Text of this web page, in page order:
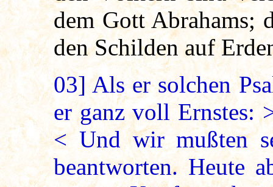
dem Gott Abrahams;
den Schilden auf
03] Als er solchen
er ganz voll Ernstes:
< Und wir mußten
beantworten. Heute